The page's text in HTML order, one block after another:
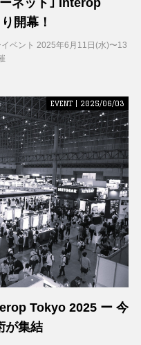
ネット｣ Interop
開幕！
ベント 2025年6月11日(水)〜13
EVENT | 2025/06/03
Tokyo 2025 ー 今
が集結